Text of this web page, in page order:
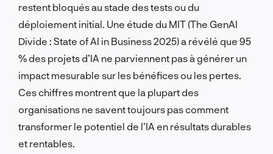
restent bloqués au stade des tests ou du
déploiement initial. Une étude du MIT (The GenAI
Divide : State of AI in Business 2025) a révélé que 95
% des projets d’IA ne parviennent pas à générer un
impact mesurable sur les bénéfices ou les pertes.
Ces chiffres montrent que la plupart des
organisations ne savent toujours pas comment
transformer le potentiel de l’IA en résultats durables
et rentables.